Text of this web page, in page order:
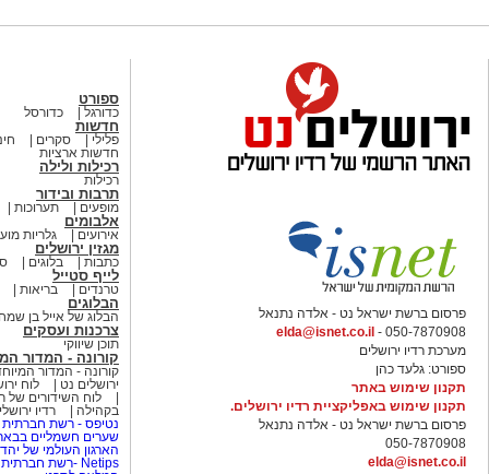
פרסום ברשת ישראל נט - אלדה נתנאל
050-7870908 -
elda@isnet.co.il
מערכת רדיו ירושלים
ספורט: גלעד כהן
תקנון שימוש באתר
תקנון שימוש באפליקציית רדיו ירושלים.
פרסום ברשת ישראל נט - אלדה נתנאל
050-7870908
elda@isnet.co.il
ספורט
כדורגל כדורסל
חדשות
פלילי סקרים
חדשות ארציות
רכילות ולילה
רכילות
תרבות ובידור
מופעים תערוכות
אלבומים
אירועים גלריות
מגזין ירושלים
כתבות בלוגים
לייף סטייל
טרנדים בריאות
הבלוגים
הבלוג של אייל בן
צרכנות ועסקים
תוכן שיווקי
קורונה - המדור
קורונה - המדור
ירושלים נט
לוח
לוח השידורים של
בקהילה
רדיו
נטיפס - רשת חברתית
שערים חשמליים
הארגון העולמי של
Netips -רשת חברתית לחכמת ההמונים